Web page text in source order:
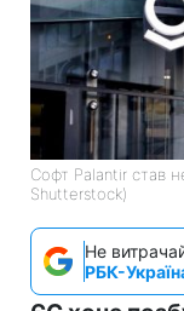
Софт Palantir став
Shutterstock)
Не
РБК-